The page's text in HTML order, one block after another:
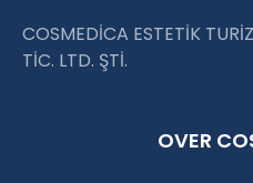
COSMEDİCA ESTETİK
TİC. LTD. ŞTİ.
OVER